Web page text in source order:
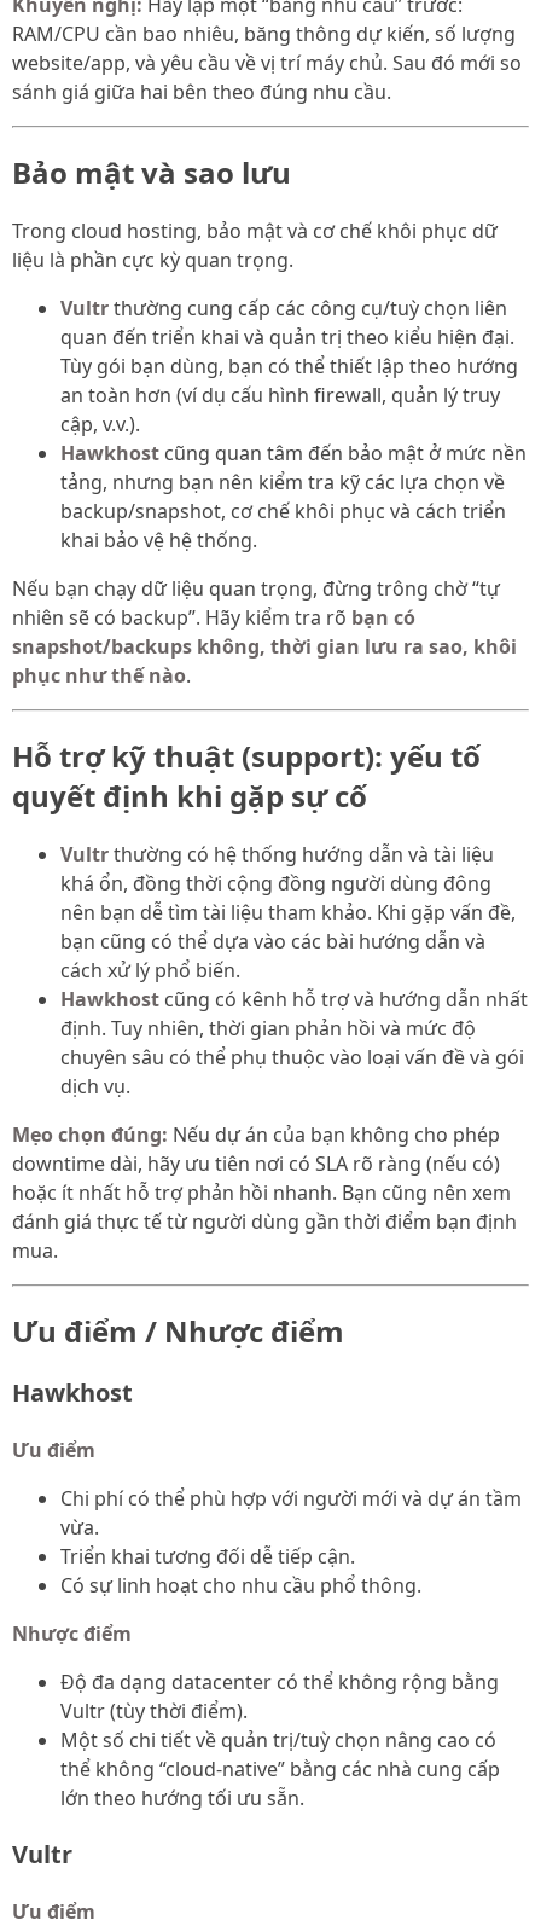
RAM/CPU cần bao nhiêu, băng thông dự kiến, số lượng
website/app, và yêu cầu về vị trí máy chủ. Sau đó mới so
sánh giá giữa hai bên theo đúng nhu cầu.
Bảo mật và sao lưu
Trong cloud hosting, bảo mật và cơ chế khôi phục dữ
liệu là phần cực kỳ quan trọng.
Vultrthường cung cấp các công cụ/tuỳ chọn liên
quan đến triển khai và quản trị theo kiểu hiện đại.
Tùy gói bạn dùng, bạn có thể thiết lập theo hướng
an toàn hơn (ví dụ cấu hình firewall, quản lý truy
cập, v.v.).
Hawkhost cũng quan tâm đến bảo mật ở mức nền
tảng, nhưng bạn nên kiểm tra kỹ các lựa chọn về
backup/snapshot, cơ chế khôi phục và cách triển
khai bảo vệ hệ thống.
Nếu bạn chạy dữ liệu quan trọng, đừng trông chờ “tự
nhiên sẽ có backup”. Hãy kiểm tra rõ bạn có
snapshot/backups không, thời gian lưu ra sao, khôi
phục như thế nào.
Hỗ trợ kỹ thuật (support): yếu tố
quyết định khi gặp sự cố
Vultrthường có hệ thống hướng dẫn và tài liệu
khá ổn, đồng thời cộng đồng người dùng đông
nên bạn dễ tìm tài liệu tham khảo. Khi gặp vấn đề,
bạn cũng có thể dựa vào các bài hướng dẫn và
cách xử lý phổ biến.
Hawkhost cũng có kênh hỗ trợ và hướng dẫn nhất
định. Tuy nhiên, thời gian phản hồi và mức độ
chuyên sâu có thể phụ thuộc vào loại vấn đề và gói
dịch vụ.
Mẹo chọn đúng: Nếu dự án của bạn không cho phép
downtime dài, hãy ưu tiên nơi có SLA rõ ràng (nếu có)
hoặc ít nhất hỗ trợ phản hồi nhanh. Bạn cũng nên xem
đánh giá thực tế từ người dùng gần thời điểm bạn định
mua.
Ưu điểm / Nhược điểm
Hawkhost
Ưu điểm
Chi phí có thể phù hợp với người mới và dự án tầm
vừa.
Triển khai tương đối dễ tiếp cận.
Có sự linh hoạt cho nhu cầu phổ thông.
Nhược điểm
Độ đa dạng datacenter có thể không rộng bằng
Vultr (tùy thời điểm).
Một số chi tiết về quản trị/tuỳ chọn nâng cao có
thể không “cloud-native” bằng các nhà cung cấp
lớn theo hướng tối ưu sẵn.
Vultr
Ưu điểm